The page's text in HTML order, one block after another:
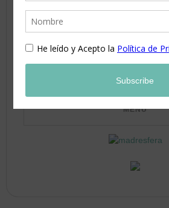
24 25 26 27